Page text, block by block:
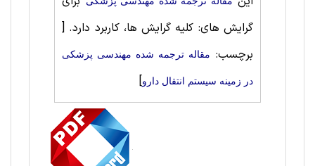
گرایش های: کلیه گرایش ها، کاربرد دارد. [
برچسب: مقاله ترجمه شده مهندسی پزشکی
در زمینه سیستم انتقال دارو]